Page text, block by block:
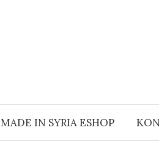
MADE IN SYRIA ESHOP